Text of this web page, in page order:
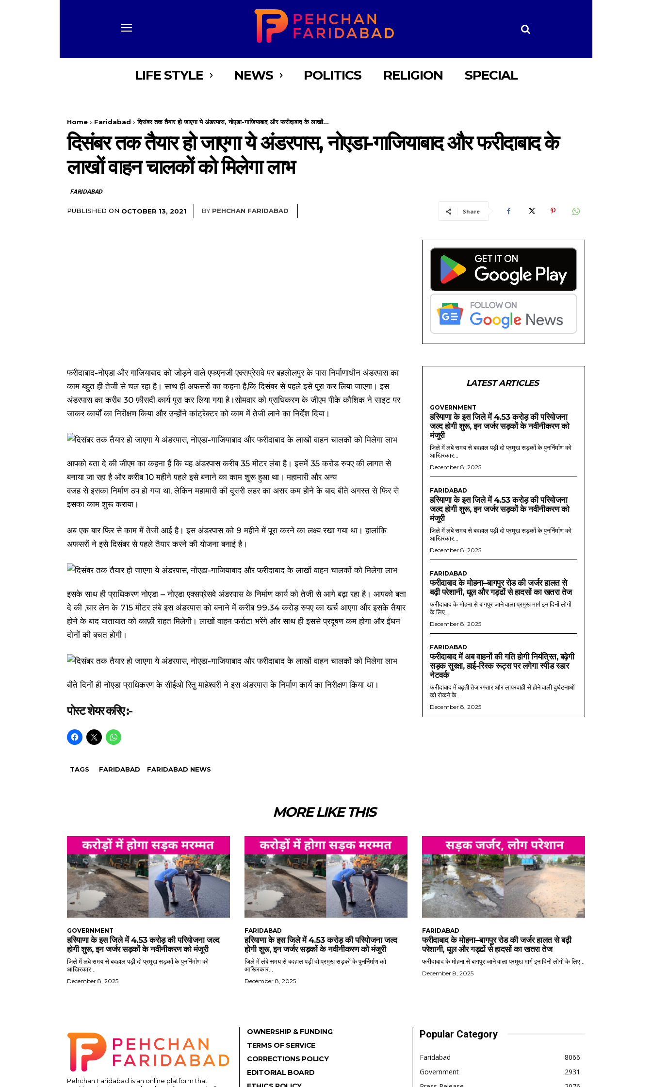
LIFE STYLE NEWS POLITICS RELIGION SPECIAL
Home Faridabad दिसंबर तक तैयार हो जाएगा ये अंडरपास, नोएडा-गाजियाबाद और फरीदाबाद के लाखों...
दिसंबर तक तैयार हो जाएगा ये अंडरपास, नोएडा-गाजियाबाद और फरीदाबाद के
लाखों वाहन चालकों को मिलेगा लाभ
FARIDABAD
PUBLISHED ON OCTOBER 13, 2021 BY PEHCHAN FARIDABAD Share
फरीदाबाद-नोएडा और गाजियाबाद को जोड़ने वाले एफएनजी एक्सप्रेसवे पर बहलोलपुर के पास निर्माणाधीन अंडरपास का
काम बहुत ही तेजी से चल रहा है। साथ ही अफसरों का कहना है,कि दिसंबर से पहले इसे पूरा कर लिया जाएगा। इस
अंडरपास का करीब 30 फ़ीसदी कार्य पूरा कर लिया गया है।सोमवार को प्राधिकरण के जीएम पीके कौशिक ने साइट पर
जाकर कार्यों का निरीक्षण किया और उन्होंने कांट्रेक्टर को काम में तेजी लाने का निर्देश दिया।
आपको बता दे की जीएम का कहना हैं कि यह अंडरपास करीब 35 मीटर लंबा है। इसमें 35 करोड रुपए की लागत से
बनाया जा रहा है और करीब 10 महीने पहले इसे बनाने का काम शुरू हुआ था। महामारी और अन्य
वजह से इसका निर्माण ठप हो गया था, लेकिन महामारी की दूसरी लहर का असर कम होने के बाद बीते अगस्त से फिर से
इसका काम शुरू कराया।
अब एक बार फिर से काम में तेजी आई है। इस अंडरपास को 9 महीने में पूरा करने का लक्ष्य रखा गया था। हालांकि
अफसरों ने इसे दिसंबर से पहले तैयार करने की योजना बनाई है।
इसके साथ ही प्राधिकरण नोएडा – नोएडा एक्सप्रेसवे अंडरपास के निर्माण कार्य को तेजी से आगे बढ़ा रहा है। आपको बता
दे की ,चार लेन के 715 मीटर लंबे इस अंडरपास को बनाने में करीब 99.34 करोड़ रुपए का खर्च आएगा और इसके तैयार
होने के बाद यातायात को काफ़ी राहत मिलेगी। लाखों वाहन फर्राटा भरेंगे और साथ ही इससे प्रदूषण कम होगा और ईंधन
दोनों की बचत होगी।
बीते दिनों ही नोएडा प्राधिकरण के सीईओ रितु माहेश्वरी ने इस अंडरपास के निर्माण कार्य का निरीक्षण किया था।
पोस्ट शेयर करिए :-
TAGS FARIDABAD FARIDABAD NEWS
LATEST ARTICLES
GOVERNMENT
हरियाणा के इस जिले में 4.53 करोड़ की परियोजना
जल्द होगी शुरू, इन जर्जर सड़कों के नवीनीकरण को
मंजूरी
जिले में लंबे समय से बदहाल पड़ी दो प्रमुख सड़कों के पुनर्निर्माण को
आखिरकार...
December 8, 2025
FARIDABAD
हरियाणा के इस जिले में 4.53 करोड़ की परियोजना
जल्द होगी शुरू, इन जर्जर सड़कों के नवीनीकरण को
मंजूरी
जिले में लंबे समय से बदहाल पड़ी दो प्रमुख सड़कों के पुनर्निर्माण को
आखिरकार...
December 8, 2025
FARIDABAD
फरीदाबाद के मोहना–बागपुर रोड की जर्जर हालत से
बढ़ी परेशानी, धूल और गड्ढों से हादसों का खतरा तेज
फरीदाबाद के मोहना से बागपुर जाने वाला प्रमुख मार्ग इन दिनों लोगों
के लिए...
December 8, 2025
FARIDABAD
फरीदाबाद में अब वाहनों की गति होगी नियंत्रित, बढ़ेगी
सड़क सुरक्षा, हाई-रिस्क रूट्स पर लगेगा स्पीड रडार
नेटवर्क
फरीदाबाद में बढ़ती तेज रफ्तार और लापरवाही से होने वाली दुर्घटनाओं
को रोकने के...
December 8, 2025
MORE LIKE THIS
GOVERNMENT
हरियाणा के इस जिले में 4.53 करोड़ की परियोजना जल्द
होगी शुरू, इन जर्जर सड़कों के नवीनीकरण को मंजूरी
जिले में लंबे समय से बदहाल पड़ी दो प्रमुख सड़कों के पुनर्निर्माण को
आखिरकार...
December 8, 2025
FARIDABAD
हरियाणा के इस जिले में 4.53 करोड़ की परियोजना जल्द
होगी शुरू, इन जर्जर सड़कों के नवीनीकरण को मंजूरी
जिले में लंबे समय से बदहाल पड़ी दो प्रमुख सड़कों के पुनर्निर्माण को
आखिरकार...
December 8, 2025
FARIDABAD
फरीदाबाद के मोहना–बागपुर रोड की जर्जर हालत से बढ़ी
परेशानी, धूल और गड्ढों से हादसों का खतरा तेज
फरीदाबाद के मोहना से बागपुर जाने वाला प्रमुख मार्ग इन दिनों लोगों के लिए...
December 8, 2025
Pehchan Faridabad is an online platform that
OWNERSHIP & FUNDING
TERMS OF SERVICE
CORRECTIONS POLICY
EDITORIAL BOARD
Popular Category
Faridabad
8066
Government
2931